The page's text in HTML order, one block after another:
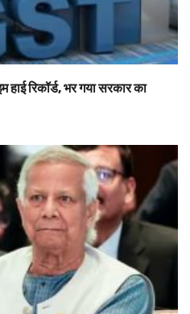
रिकॉर्ड, भर गया सरकार का